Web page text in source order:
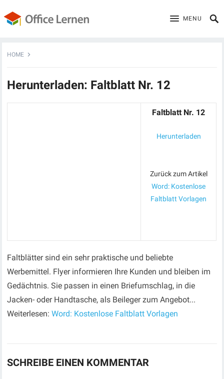
MENU
HOME
Herunterladen: Faltblatt Nr. 12
Faltblatt Nr. 12
Herunterladen
Zurück zum Artikel
Word: Kostenlose
Faltblatt Vorlagen
Faltblätter sind ein sehr praktische und beliebte
Werbemittel. Flyer informieren Ihre Kunden und bleiben im
Gedächtnis. Sie passen in einen Briefumschlag, in die
Jacken- oder Handtasche, als Beileger zum Angebot...
Weiterlesen:Word: Kostenlose Faltblatt Vorlagen
SCHREIBE EINEN KOMMENTAR